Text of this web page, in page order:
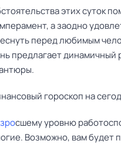
этих суток
а заодно
перед любимым
предлагает динамичный
гороскоп на
сшему уровню
Возможно, вам будет